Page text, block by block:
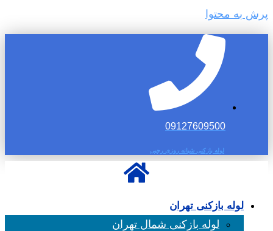
پرش به محتوا
09127609500
لوله بازکنی شبانه روزی رجبی
لوله بازکنی تهران
لوله بازکنی شمال تهران